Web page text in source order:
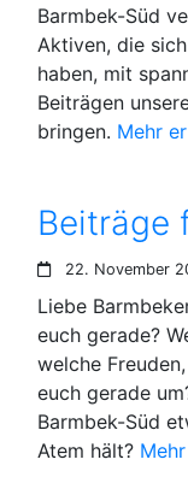
Barmbek-Süd
Aktiven, die
haben, mit
Beiträgen
bringen. Mehr
22. November
Liebe
euch gerade?
welche
euch gerade
Barmbek-Süd
Atem hält?